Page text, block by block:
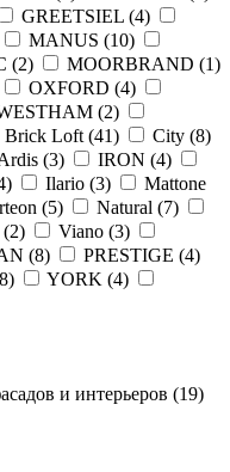
GREETSIEL (4)
MANUS (10)
(2) MOORBRAND (1)
OXFORD (4)
(2)
Brick Loft (41) City (8)
(3) IRON (4)
) Ilario (3)
Mattone
(5) Natural (7)
(2) Viano (3)
(8) PRESTIGE (4)
8) YORK (4)
и интерьеров (19)